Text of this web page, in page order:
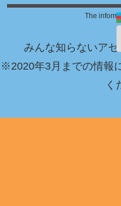
The
みんな知らないア
※2020年3月までの情報
く